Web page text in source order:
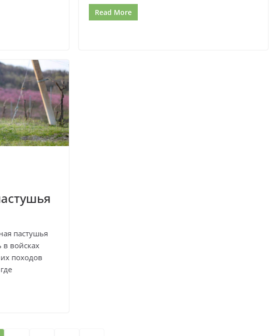
Read More
пастушья
в войсках
походов